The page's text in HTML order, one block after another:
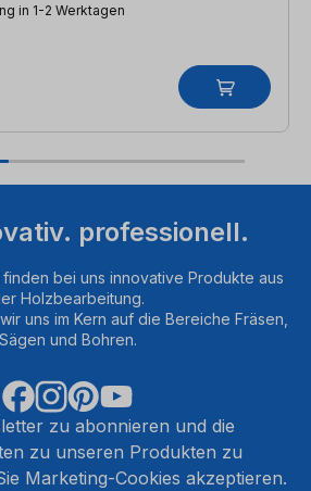
in 1-2 Werktagen
professionell.
bei uns innovative Produkte aus
Holzbearbeitung.
uns im Kern auf die Bereiche Fräsen,
Sägen und Bohren.
zu abonnieren und die
zu unseren Produkten zu
Marketing-Cookies akzeptieren.